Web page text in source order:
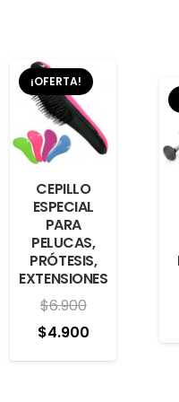
¡OFERTA!
CEPILLO
ESPECIAL
PARA
PELUCAS,
PRÓTESIS,
EXTENSIONES
$6.900
El
precio
$4.900El
precio